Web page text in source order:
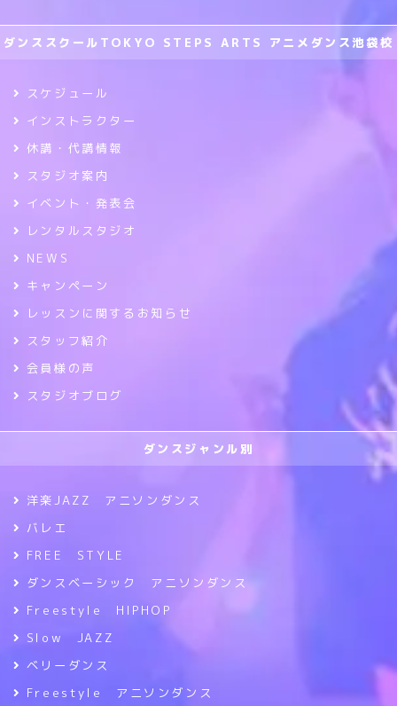
ダンススクールTOKYO STEPS ARTS アニメダンス池袋校
スケジュール
インストラクター
休講・代講情報
スタジオ案内
イベント・発表会
レンタルスタジオ
NEWS
キャンペーン
レッスンに関するお知らせ
スタッフ紹介
会員様の声
スタジオブログ
ダンスジャンル別
洋楽JAZZ アニソンダンス
バレエ
FREE STYLE
ダンスベーシック アニソンダンス
Freestyle HIPHOP
Slow JAZZ
ベリーダンス
Freestyle アニソンダンス